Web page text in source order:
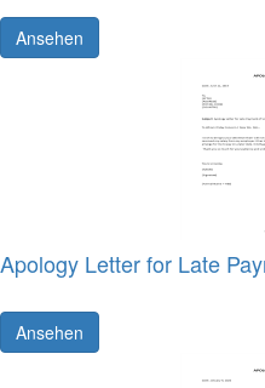
Ansehen
Apology Letter for Late
Ansehen